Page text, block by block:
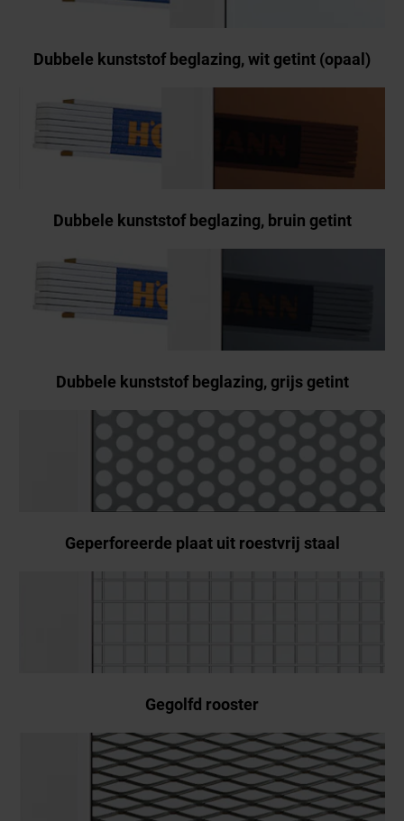
Dubbele kunststof beglazing, wit getint (opaal)
Dubbele kunststof beglazing, bruin getint
Dubbele kunststof beglazing, grijs getint
Geperforeerde plaat uit roestvrij staal
Gegolfd rooster